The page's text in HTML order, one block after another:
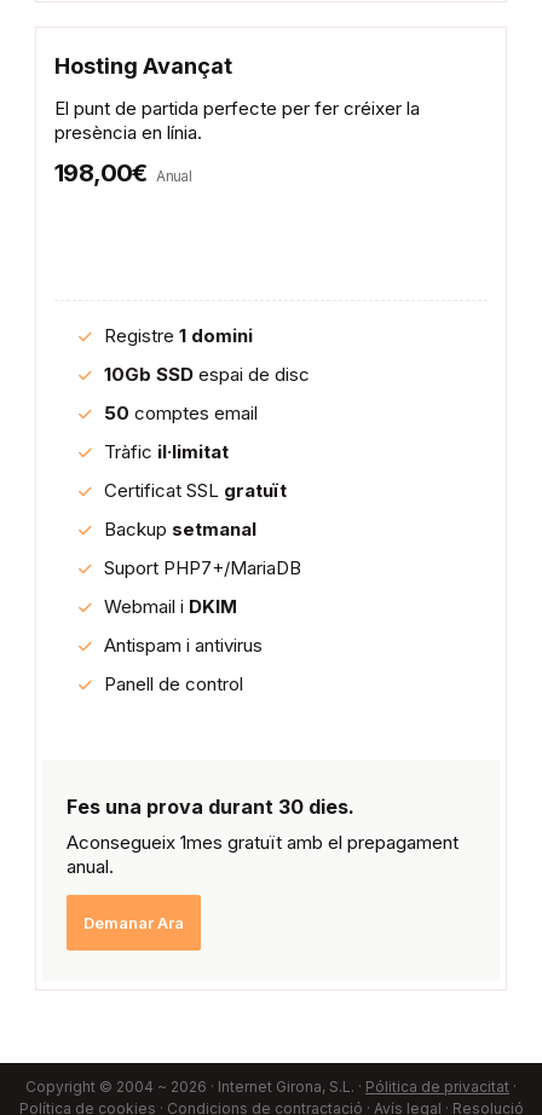
Hosting Avançat
El punt de partida perfecte per fer créixer la
presència en línia.
198,00€ Anual
Registre 1 domini
10Gb SSD espai de disc
50 comptes email
Tràfic il·limitat
Certificat SSL gratuït
Backup setmanal
Suport PHP7+/MariaDB
Webmail i DKIM
Antispam i antivirus
Panell de control
Fes una prova durant 30 dies.
Aconsegueix 1mes gratuït amb el prepagament
anual.
Demanar Ara
Copyright © 2004 ~ 2026 · Internet Girona, S.L. · Pólitica de privacitat ·
Política de cookies · Condicions de contractació · Avís legal · Resolució